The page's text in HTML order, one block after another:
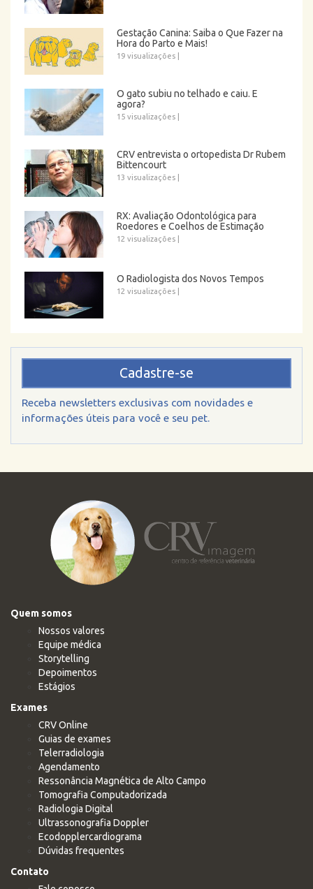
Gestação Canina: Saiba o Que Fazer na
Hora do Parto e Mais!
19 visualizações
O gato subiu no telhado e caiu. E
agora?
15 visualizações
CRV entrevista o ortopedista Dr Rubem
Bittencourt
13 visualizações
RX: Avaliação Odontológica para
Roedores e Coelhos de Estimação
12 visualizações
O Radiologista dos Novos Tempos
12 visualizações
Cadastre-se
Receba newsletters exclusivas com novidades e
informações úteis para você e seu pet.
Quem somos
Nossos valores
Equipe médica
Storytelling
Depoimentos
Estágios
Exames
CRV Online
Guias de exames
Telerradiologia
Agendamento
Ressonância Magnética de Alto Campo
Tomografia Computadorizada
Radiologia Digital
Ultrassonografia Doppler
Ecodopplercardiograma
Dúvidas frequentes
Contato